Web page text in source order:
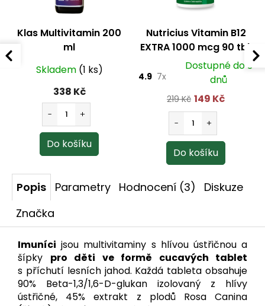
Klas Multivitamin 200
ml
Skladem (1 ks)
338 Kč
Nutricius Vitamin B12
EXTRA 1000 mcg 90 tbl.
4.9 7x
Dostupné do 3
dnů
219 Kč 149 Kč
Popis Parametry Hodnocení (3)
Diskuze
Značka
Imuníci jsou multivitaminy s hlívou ústřičnou a
šípky pro děti ve formě cucavých tablet
s příchutí lesních jahod. Každá tableta obsahuje
90% Beta-1,3/1,6-D-glukan izolovaný z hlívy
ústřičné, 45% extrakt z plodů Rosa Canina